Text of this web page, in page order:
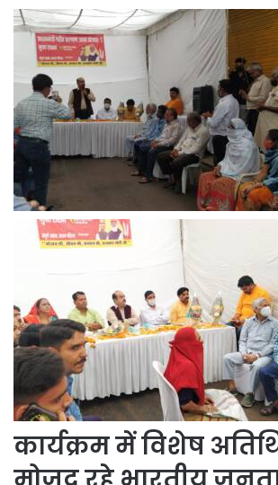
कार्यक्रम में विशेष